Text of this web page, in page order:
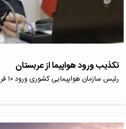
تکذیب ورود هواپیما از عربستان
رئیس سازمان هواپیمایی کشوری ورود ۱۰ فروند هواپیما از عربستان را تکذیب کرد.